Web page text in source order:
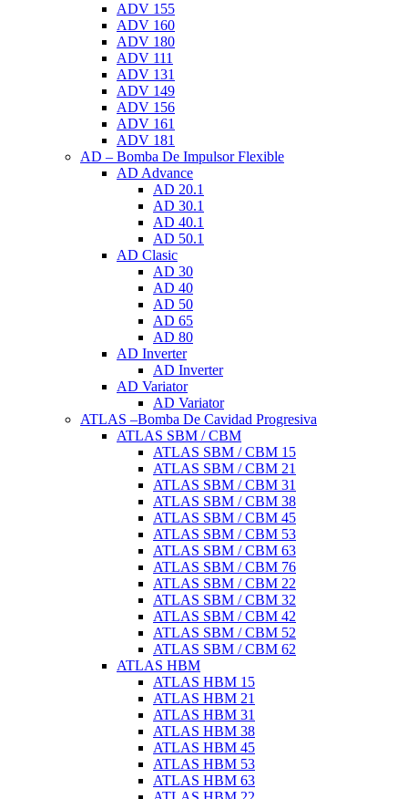
ADV 155
ADV 160
ADV 180
ADV 111
ADV 131
ADV 149
ADV 156
ADV 161
ADV 181
AD – Bomba De Impulsor Flexible
AD Advance
AD 20.1
AD 30.1
AD 40.1
AD 50.1
AD Clasic
AD 30
AD 40
AD 50
AD 65
AD 80
AD Inverter
AD Inverter
AD Variator
AD Variator
ATLAS –Bomba De Cavidad Progresiva
ATLAS SBM / CBM
ATLAS SBM / CBM 15
ATLAS SBM / CBM 21
ATLAS SBM / CBM 31
ATLAS SBM / CBM 38
ATLAS SBM / CBM 45
ATLAS SBM / CBM 53
ATLAS SBM / CBM 63
ATLAS SBM / CBM 76
ATLAS SBM / CBM 22
ATLAS SBM / CBM 32
ATLAS SBM / CBM 42
ATLAS SBM / CBM 52
ATLAS SBM / CBM 62
ATLAS HBM
ATLAS HBM 15
ATLAS HBM 21
ATLAS HBM 31
ATLAS HBM 38
ATLAS HBM 45
ATLAS HBM 53
ATLAS HBM 63